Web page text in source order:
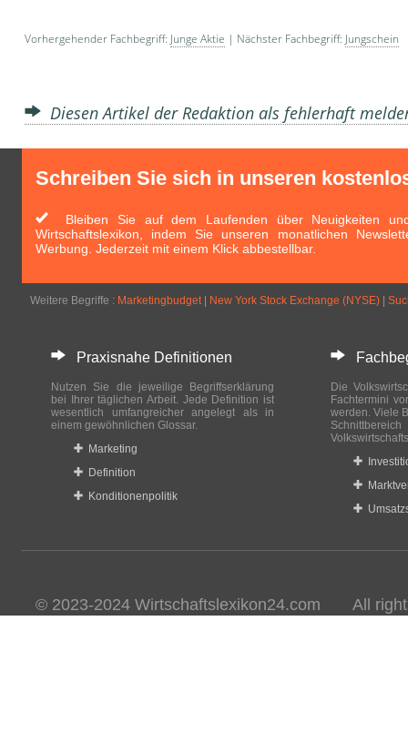
Vorhergehender Fachbegriff: Junge Aktie | Nächster Fachbegriff: Jungschein
Diesen Artikel der Redaktion als fehlerhaft
Schreiben Sie sich in unseren
Bleiben Sie auf dem Laufenden über Neuigkeiten
Wirtschaftslexikon, indem Sie unseren monatlichen
Werbung. Jederzeit mit einem Klick abbestellbar.
Weitere Begriffe : Marketingbudget| New York Stock Exchange (NYSE)
Praxisnahe Definitionen
Nutzen Sie die jeweilige Begriffserklärung
bei Ihrer täglichen Arbeit. Jede Definition ist
wesentlich umfangreicher angelegt als in
einem gewöhnlichen Glossar.
Marketing
Definition
Konditionenpolitik
Die
Fachtermini
werden. Viele
© 2023-2024 Wirtschaftslexikon24.com All